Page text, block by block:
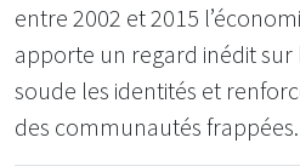
entre 2002 et 2015
apporte un regard inédit sur
soude les identités et
des communautés frappées.